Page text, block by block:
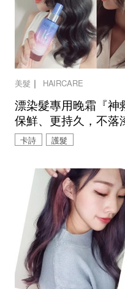
美髮 ｜ HAIRCARE
漂染髮專用晚霜『神
保鮮、更持久，不落
卡詩 護髮